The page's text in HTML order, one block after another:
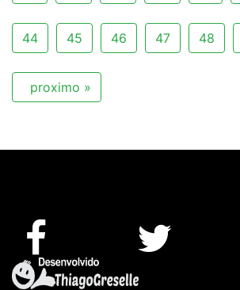
44 45 46 47 48
proximo »